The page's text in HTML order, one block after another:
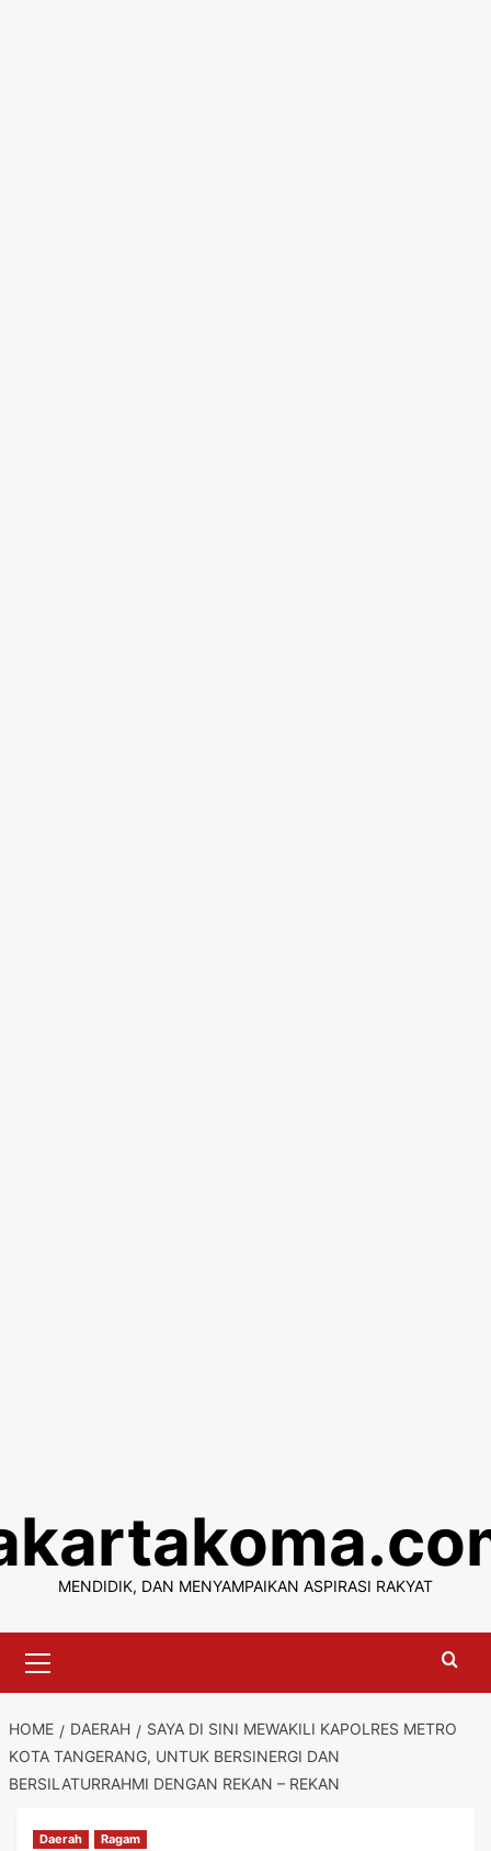
content
MENDIDIK, DAN MENYAMPAIKAN ASPIRASI RAKYAT
Menu
HOME DAERAH
SAYA DI SINI MEWAKILI KAPOLRES METRO
KOTA TANGERANG, UNTUK BERSINERGI DAN
BERSILATURRAHMI DENGAN REKAN – REKAN
Daerah Ragam